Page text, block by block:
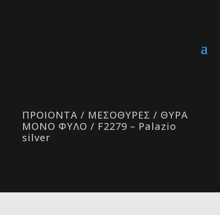
ΠΡΟΙΟΝΤΑ / ΜΕΣΟΘΥΡΕΣ / ΘΥΡΑ
ΜΟΝΟ ΦΥΛΟ / F2279 – Palazio
silver